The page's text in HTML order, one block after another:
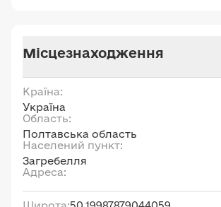
Місцезнаходження
Країна:
Україна
Область:
Полтавська область
Населений пункт:
Загребелля
Адреса: